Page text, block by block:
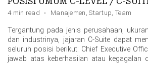
4 min read · Manajemen ,Startup, Team
Tergantung pada jenis perusahaan,
dan industrinya, jajaran C-Suite dapat
seluruh posisi berikut: Chief Executive
jawab atas keberhasilan atau kegagalan